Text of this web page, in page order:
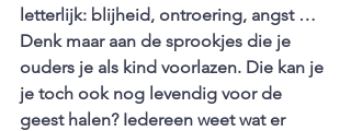
letterlijk: blijheid, ontroering, angst …
Denk maar aan de sprookjes die je
ouders je als kind voorlazen. Die kan je
je toch ook nog levendig voor de
geest halen? Iedereen weet wat er